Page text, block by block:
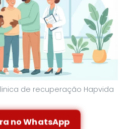
de recuperação Hapvida
no WhatsApp